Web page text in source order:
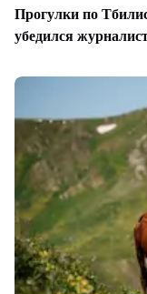
Прогулки по
убедился